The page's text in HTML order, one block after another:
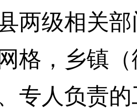
两级相关
格，乡镇
专人负责